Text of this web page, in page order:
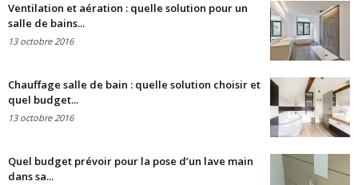
Ventilation et aération : quelle solution pour un
salle de bains...
13 octobre 2016
Chauffage salle de bain : quelle solution choisir et
quel budget...
13 octobre 2016
Quel budget prévoir pour la pose d’un lave main
dans sa...